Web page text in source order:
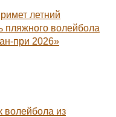
летний
пляжного волейбола
при 2026»
волейбола из